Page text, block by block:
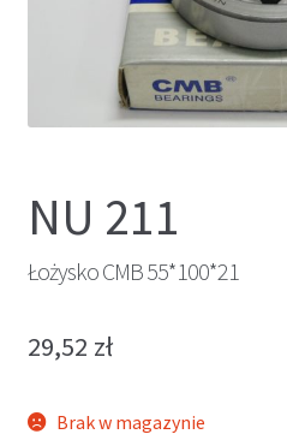
NU 211
Łożysko CMB 55*100*21
29,52 zł
Brak w magazynie